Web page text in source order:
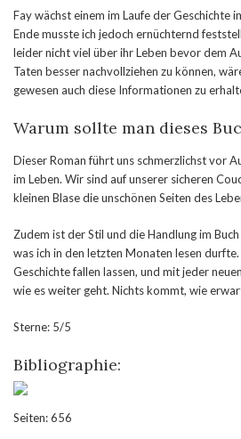
Fay wächst einem im Laufe der Geschichte
Ende musste ich jedoch ernüchternd
leider nicht viel über ihr Leben bevor dem
Taten besser nachvollziehen zu können,
gewesen auch diese Informationen zu
Warum sollte man dieses
Dieser Roman führt uns schmerzlichst vor
im Leben. Wir sind auf unserer sicheren
kleinen Blase die unschönen Seiten des
Zudem ist der Stil und die Handlung im
was ich in den letzten Monaten lesen
Geschichte fallen lassen, und mit jeder
wie es weiter geht. Nichts kommt, wie
Sterne: 5/5
Bibliographie:
Seiten: 656